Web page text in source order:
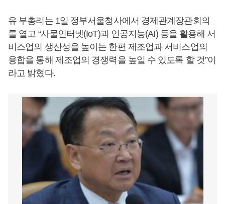
유 부총리는 1일 정부서울청사에서 경제관계장관회의
를 열고 “사물인터넷(IoT)과 인공지능(AI) 등을 활용해 서
비스업의 생산성을 높이는 한편 제조업과 서비스업의
융합을 통해 제조업의 경쟁력을 높일 수 있도록 할 것”이
라고 밝혔다.